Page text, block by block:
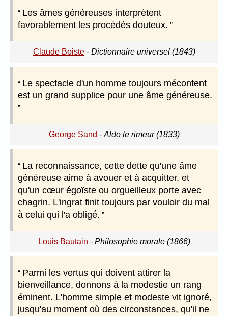
Les âmes généreuses interprètent
favorablement les procédés douteux.
Claude Boiste- Dictionnaire universel (1843)
Le spectacle d'un homme toujours mécontent
est un grand supplice pour une âme généreuse.
George Sand - Aldo le rimeur (1833)
La reconnaissance, cette dette qu'une âme
généreuse aime à avouer et à acquitter, et
qu'un cœur égoïste ou orgueilleux porte avec
chagrin. L'ingrat finit toujours par vouloir du mal
à celui qui l'a obligé.
Louis Bautain - Philosophie morale (1866)
Parmi les vertus qui doivent attirer la
bienveillance, donnons à la modestie un rang
éminent. L'homme simple et modeste vit ignoré,
jusqu'au moment où des circonstances, qu'il ne